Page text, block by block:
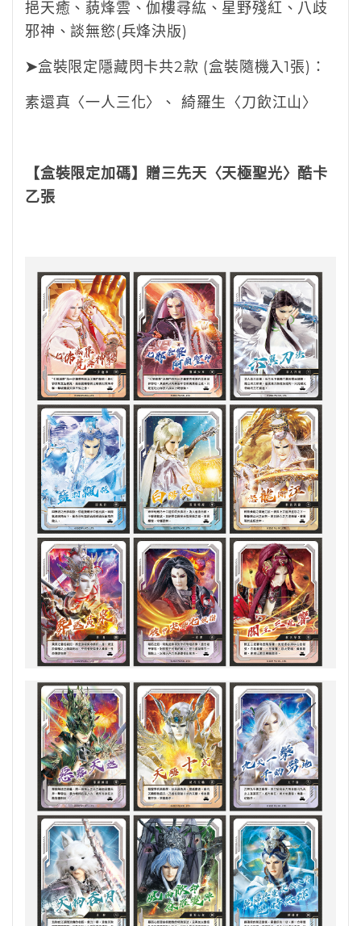
挹天癒、藐烽雲、伽樓尋紘、星野殘紅、八歧
邪神、談無慾(兵烽決版)
➤盒裝限定隱藏閃卡共2款 (盒裝隨機入1張)：
素還真〈一人三化〉、 綺羅生 〈刀飲江山〉
【盒裝限定加碼】贈三先天〈天極聖光〉酷卡
乙張